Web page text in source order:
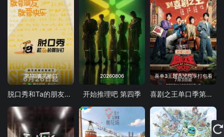
20240814
第1期豫见她们
脱口秀和Ta的朋友们 第三季
20260806
开始推理吧 第四季
喜单3王越高光纯享打包看
喜剧之王单口季第三季